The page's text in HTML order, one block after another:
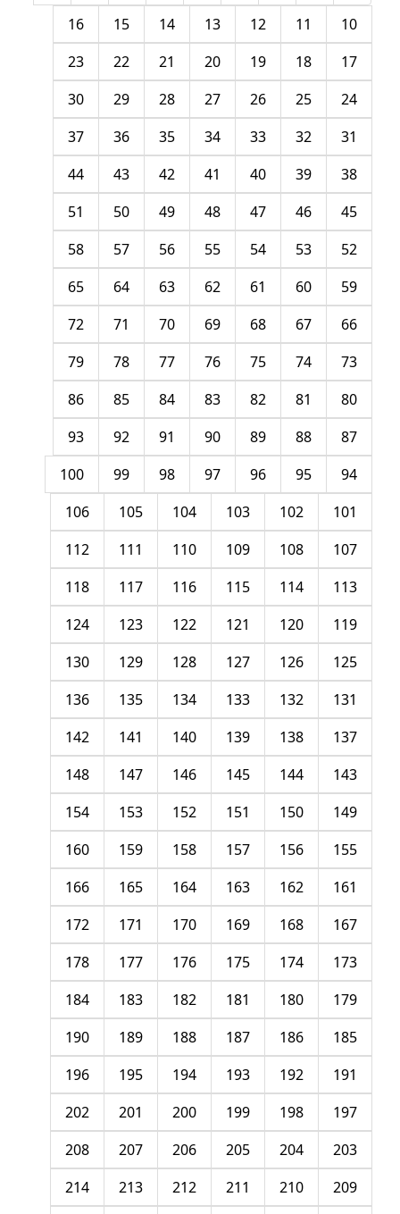
10
11
12
13
14
15
16
17
18
19
20
21
22
23
24
25
26
27
28
29
30
31
32
33
34
35
36
37
38
39
40
41
42
43
44
45
46
47
48
49
50
51
52
53
54
55
56
57
58
59
60
61
62
63
64
65
66
67
68
69
70
71
72
73
74
75
76
77
78
79
80
81
82
83
84
85
86
87
88
89
90
91
92
93
94
95
96
97
98
99
100
101
102
103
104
105
106
107
108
109
110
111
112
113
114
115
116
117
118
119
120
121
122
123
124
125
126
127
128
129
130
131
132
133
134
135
136
137
138
139
140
141
142
143
144
145
146
147
148
149
150
151
152
153
154
155
156
157
158
159
160
161
162
163
164
165
166
167
168
169
170
171
172
173
174
175
176
177
178
179
180
181
182
183
184
185
186
187
188
189
190
191
192
193
194
195
196
197
198
199
200
201
202
203
204
205
206
207
208
209
210
211
212
213
214